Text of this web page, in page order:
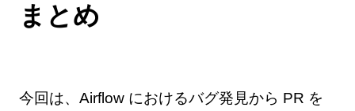
まとめ
今回は、Airflow におけるバグ発見から PR を